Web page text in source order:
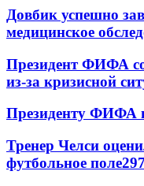
Довбик успешно
медицинское
Президент ФИФА
из-за кризисной
Президенту ФИФА
Тренер Челси
футбольное поле297